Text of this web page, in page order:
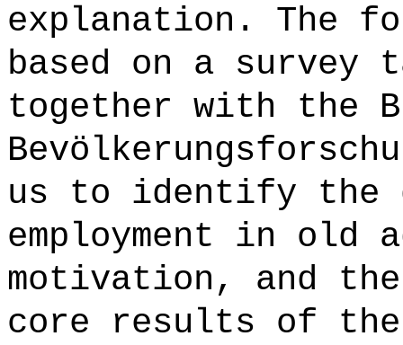
explanation. The
based on a survey
together with the
us to identify the
employment in old
motivation, and
core results of